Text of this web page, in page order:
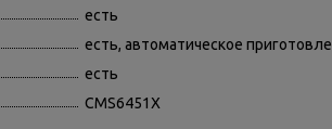
есть
есть, автоматическое
есть
CMS6451X